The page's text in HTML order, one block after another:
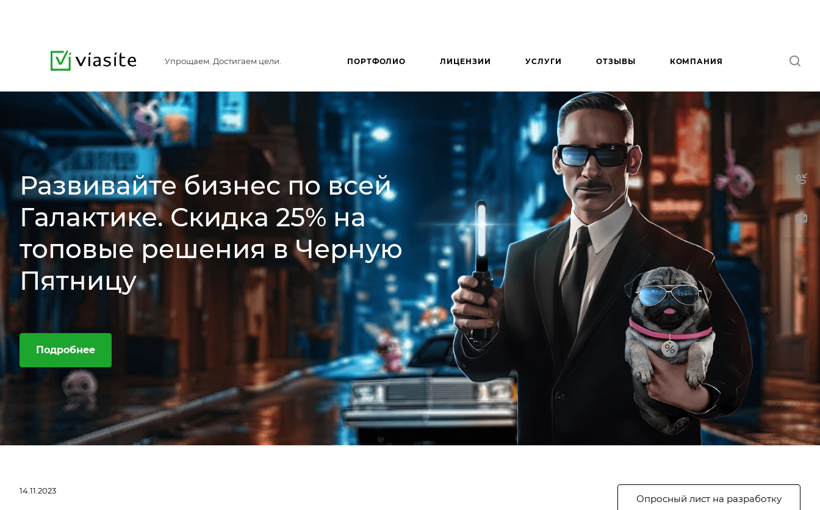
Упрощаем. Достигаем цели. ПОРТФОЛИО ЛИЦЕНЗИИ УСЛУГИ ОТЗЫВЫ КОМПАНИЯ
Развивайте бизнес по всей
Галактике. Скидка 25% на
топовые решения в Черную
Пятницу
Подробнее
14.11.2023
Опросный лист на разработку